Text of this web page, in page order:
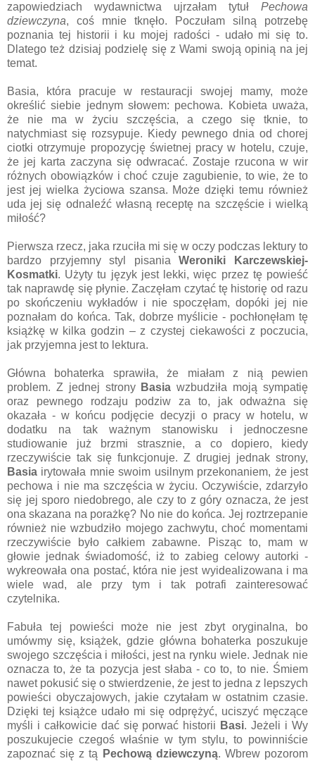
zapowiedziach wydawnictwa ujrzałam tytuł Pechowa
dziewczyna, coś mnie tknęło. Poczułam silną potrzebę
poznania tej historii i ku mojej radości - udało mi się to.
Dlatego też dzisiaj podzielę się z Wami swoją opinią na jej
temat.
Basia, która pracuje w restauracji swojej mamy, może
określić siebie jednym słowem: pechowa. Kobieta uważa,
że nie ma w życiu szczęścia, a czego się tknie, to
natychmiast się rozsypuje. Kiedy pewnego dnia od chorej
ciotki otrzymuje propozycję świetnej pracy w hotelu, czuje,
że jej karta zaczyna się odwracać. Zostaje rzucona w wir
różnych obowiązków i choć czuje zagubienie, to wie, że to
jest jej wielka życiowa szansa. Może dzięki temu również
uda jej się odnaleźć własną receptę na szczęście i wielką
miłość?
Pierwsza rzecz, jaka rzuciła mi się w oczy podczas lektury to
bardzo przyjemny styl pisania Weroniki Karczewskiej-
Kosmatki. Użyty tu język jest lekki, więc przez tę powieść
tak naprawdę się płynie. Zaczęłam czytać tę historię od razu
po skończeniu wykładów i nie spoczęłam, dopóki jej nie
poznałam do końca. Tak, dobrze myślicie - pochłonęłam tę
książkę w kilka godzin – z czystej ciekawości z poczucia,
jak przyjemna jest to lektura.
Główna bohaterka sprawiła, że miałam z nią pewien
problem. Z jednej strony Basiawzbudziła moją sympatię
oraz pewnego rodzaju podziw za to, jak odważna się
okazała - w końcu podjęcie decyzji o pracy w hotelu, w
dodatku na tak ważnym stanowisku i jednoczesne
studiowanie już brzmi strasznie, a co dopiero, kiedy
rzeczywiście tak się funkcjonuje. Z drugiej jednak strony,
Basia irytowała mnie swoim usilnym przekonaniem, że jest
pechowa i nie ma szczęścia w życiu. Oczywiście, zdarzyło
się jej sporo niedobrego, ale czy to z góry oznacza, że jest
ona skazana na porażkę? No nie do końca. Jej roztrzepanie
również nie wzbudziło mojego zachwytu, choć momentami
rzeczywiście było całkiem zabawne. Pisząc to, mam w
głowie jednak świadomość, iż to zabieg celowy autorki -
wykreowała ona postać, która nie jest wyidealizowana i ma
wiele wad, ale przy tym i tak potrafi zainteresować
czytelnika.
Fabuła tej powieści może nie jest zbyt oryginalna, bo
umówmy się, książek, gdzie główna bohaterka poszukuje
swojego szczęścia i miłości, jest na rynku wiele. Jednak nie
oznacza to, że ta pozycja jest słaba - co to, to nie. Śmiem
nawet pokusić się o stwierdzenie, że jest to jedna z lepszych
powieści obyczajowych, jakie czytałam w ostatnim czasie.
Dzięki tej książce udało mi się odprężyć, uciszyć męczące
myśli i całkowicie dać się porwać historii Basi. Jeżeli i Wy
poszukujecie czegoś właśnie w tym stylu, to powinniście
zapoznać się z tą
Pechową dziewczyną. Wbrew pozorom